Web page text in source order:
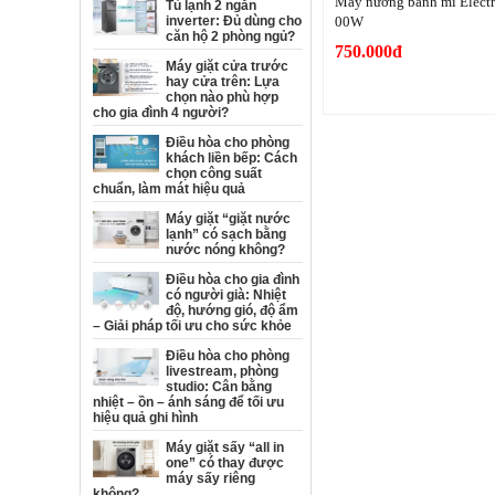
Tủ lạnh 2 ngăn
inverter: Đủ dùng cho
căn hộ 2 phòng ngủ?
Máy giặt cửa trước
hay cửa trên: Lựa
chọn nào phù hợp
cho gia đình 4 người?
Điều hòa cho phòng
khách liền bếp: Cách
chọn công suất
chuẩn, làm mát hiệu quả
Máy giặt “giặt nước
lạnh” có sạch bằng
nước nóng không?
Điều hòa cho gia đình
có người già: Nhiệt
độ, hướng gió, độ ẩm
– Giải pháp tối ưu cho sức khỏe
Điều hòa cho phòng
livestream, phòng
studio: Cân bằng
nhiệt – ồn – ánh sáng để tối ưu
hiệu quả ghi hình
Máy giặt sấy “all in
one” có thay được
máy sấy riêng
00W
750.000đ